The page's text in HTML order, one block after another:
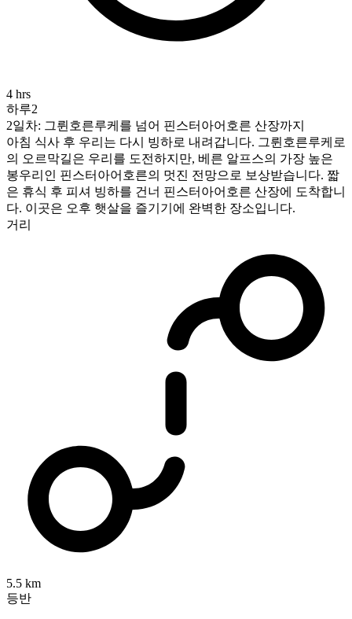
4 hrs
하루2
2일차: 그륀호른루케를 넘어 핀스터아어호른 산장까지
아침 식사 후 우리는 다시 빙하로 내려갑니다. 그륀호른루케로
의 오르막길은 우리를 도전하지만, 베른 알프스의 가장 높은
봉우리인 핀스터아어호른의 멋진 전망으로 보상받습니다. 짧
은 휴식 후 피셔 빙하를 건너 핀스터아어호른 산장에 도착합니
다. 이곳은 오후 햇살을 즐기기에 완벽한 장소입니다.
거리
5.5 km
등반